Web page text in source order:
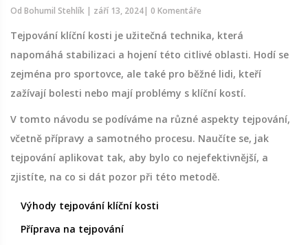
Od Bohumil Stehlík | září 13, 2024| 0 Komentáře
Tejpování klíční kosti je užitečná technika, která
napomáhá stabilizaci a hojení této citlivé oblasti. Hodí se
zejména pro sportovce, ale také pro běžné lidi, kteří
zažívají bolesti nebo mají problémy s klíční kostí.
V tomto návodu se podíváme na různé aspekty tejpování,
včetně přípravy a samotného procesu. Naučíte se, jak
tejpování aplikovat tak, aby bylo co nejefektivnější, a
zjistíte, na co si dát pozor při této metodě.
Výhody tejpování klíční kosti
Příprava na tejpování